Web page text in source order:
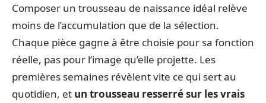
Composer un trousseau de naissance idéal relève
moins de l’accumulation que de la sélection.
Chaque pièce gagne à être choisie pour sa fonction
réelle, pas pour l’image qu’elle projette. Les
premières semaines révèlent vite ce qui sert au
quotidien, et un trousseau resserré sur les vrais